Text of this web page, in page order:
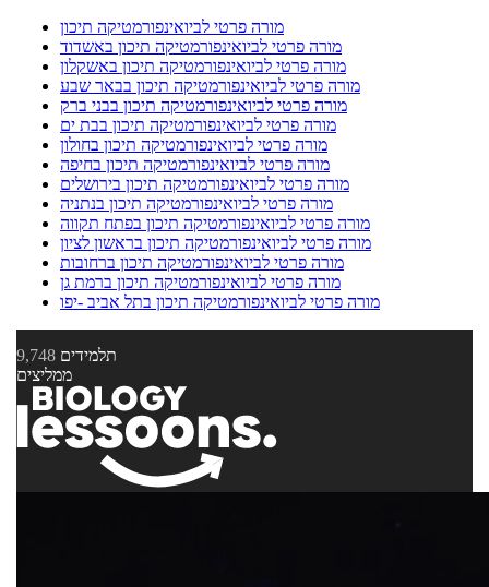
מורה פרטי לביואינפורמטיקה תיכון
מורה פרטי לביואינפורמטיקה תיכון באשדוד
מורה פרטי לביואינפורמטיקה תיכון באשקלון
מורה פרטי לביואינפורמטיקה תיכון בבאר שבע
מורה פרטי לביואינפורמטיקה תיכון בבני ברק
מורה פרטי לביואינפורמטיקה תיכון בבת ים
מורה פרטי לביואינפורמטיקה תיכון בחולון
מורה פרטי לביואינפורמטיקה תיכון בחיפה
מורה פרטי לביואינפורמטיקה תיכון בירושלים
מורה פרטי לביואינפורמטיקה תיכון בנתניה
מורה פרטי לביואינפורמטיקה תיכון בפתח תקווה
מורה פרטי לביואינפורמטיקה תיכון בראשון לציון
מורה פרטי לביואינפורמטיקה תיכון ברחובות
מורה פרטי לביואינפורמטיקה תיכון ברמת גן
מורה פרטי לביואינפורמטיקה תיכון בתל אביב -יפו
9,748 תלמידים
ממליצים